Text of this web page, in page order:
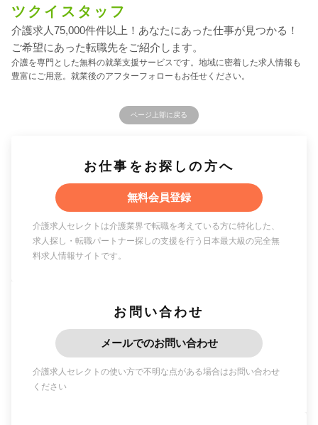
ツクイスタッフ
介護求人75,000件件以上！あなたにあった仕事が見つかる！
ご希望にあった転職先をご紹介します。
介護を専門とした無料の就業支援サービスです。地域に密着した求人情報も
豊富にご用意。就業後のアフターフォローもお任せください。
ページ上部に戻る
お仕事をお探しの方へ
無料会員登録
介護求人セレクトは介護業界で転職を考えている方に特化した、
求人探し・転職パートナー探しの支援を行う日本最大級の完全無
料求人情報サイトです。
お問い合わせ
メールでのお問い合わせ
介護求人セレクトの使い方で不明な点がある場合はお問い合わせ
ください